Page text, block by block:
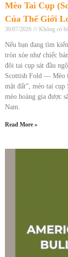
Mèo Tai Cụp
Của Thế Giới
30/07/2026 Không có
Nếu bạn đang tìm
tròn xòe như chiếc
đôi tai cụp sát đầu
Scottish Fold — Mèo
mặt đất”, mèo tai
mèo hoàng gia được
Nam.
Read More »